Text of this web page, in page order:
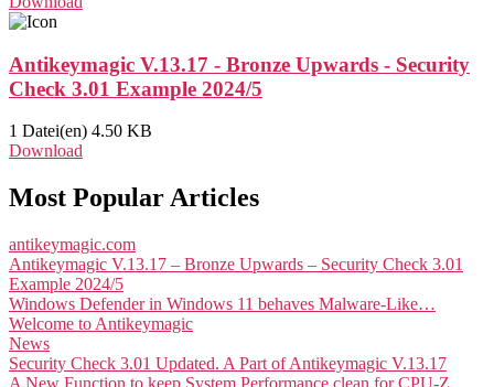
Antikeymagic V.13.17 - Bronze Upwards - Security
Check 3.01 Example 2024/5
1 Datei(en) 4.50 KB
Download
Most Popular Articles
antikeymagic.com
Antikeymagic V.13.17 – Bronze Upwards – Security Check 3.01
Example 2024/5
Windows Defender in Windows 11 behaves Malware-Like…
Welcome to Antikeymagic
News
Security Check 3.01 Updated. A Part of Antikeymagic V.13.17